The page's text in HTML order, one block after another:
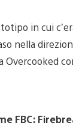
in cui
nella
FBC: